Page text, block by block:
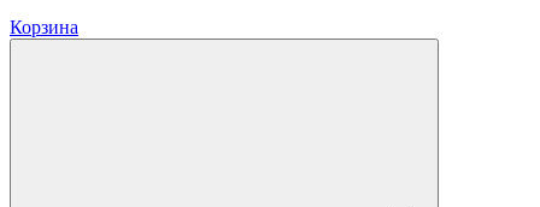
Корзина